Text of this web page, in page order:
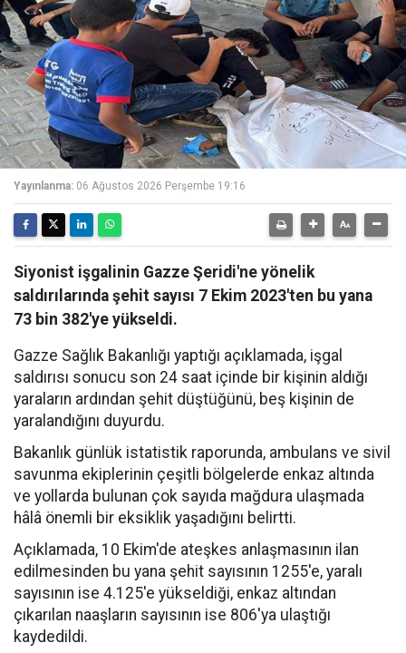
Yayınlanma: 06 Ağustos 2026 Perşembe 19:16
Siyonist işgalinin Gazze Şeridi'ne yönelik
saldırılarında şehit sayısı 7 Ekim 2023'ten bu yana
73 bin 382'ye yükseldi.
Gazze Sağlık Bakanlığı yaptığı açıklamada, işgal
saldırısı sonucu son 24 saat içinde bir kişinin aldığı
yaraların ardından şehit düştüğünü, beş kişinin de
yaralandığını duyurdu.
Bakanlık günlük istatistik raporunda, ambulans ve sivil
savunma ekiplerinin çeşitli bölgelerde enkaz altında
ve yollarda bulunan çok sayıda mağdura ulaşmada
hâlâ önemli bir eksiklik yaşadığını belirtti.
Açıklamada, 10 Ekim'de ateşkes anlaşmasının ilan
edilmesinden bu yana şehit sayısının 1255'e, yaralı
sayısının ise 4.125'e yükseldiği, enkaz altından
çıkarılan naaşların sayısının ise 806'ya ulaştığı
kaydedildi.